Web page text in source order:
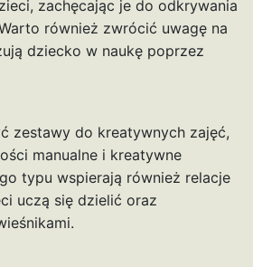
zachęcając je do odkrywania
również zwrócić uwagę na
dziecko w naukę poprzez
zestawy do kreatywnych zajęć,
manualne i kreatywne
typu wspierają również relacje
uczą się dzielić oraz